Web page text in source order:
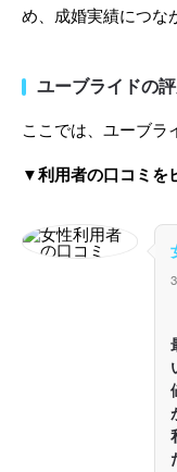
め、成婚実績につな
ユーブライドの
ここでは、ユーブラ
▼利用者の口コミを